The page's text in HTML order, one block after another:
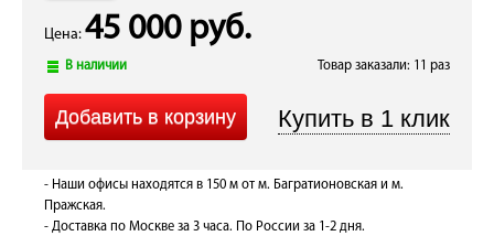
Цена: 45 000 руб.
В наличии Товар заказали: 11 раз
- Наши офисы находятся в 150 м от м. Багратионовская и м.
Пражская.
- Доставка по Москве за 3 часа. По России за 1-2 дня.